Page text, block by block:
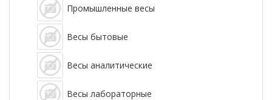
Промышленные весы
Весы бытовые
Весы аналитические
Весы лабораторные